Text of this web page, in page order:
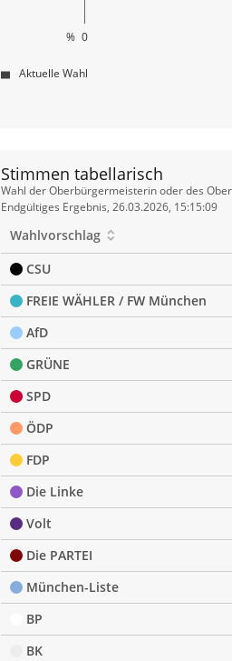
0
%
Aktuelle Wahl
Stimmen tabellarisch
Stimmen
tabellarisch
Wahl der Oberbürgermeisterin oder des
Endgültiges Ergebnis, 26.03.2026, 15:15:09
Wahlvorschlag
CSU
FREIE WÄHLER / FW München
AfD
GRÜNE
SPD
ÖDP
FDP
Die Linke
Volt
Die PARTEI
München-Liste
BP
BK